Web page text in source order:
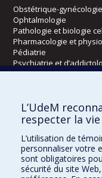
Obstétrique-gynécologie
Ophtalmologie
Pathologie et biologie
Pharmacologie et
Pédiatrie
Psychiatrie et
Radiologie, radio-
Écoles
Orthophonie et
Réadaptation
L’UdeM
respecter la
L’utilisation de
personnaliser votre
sont obligatoires
sécurité du site